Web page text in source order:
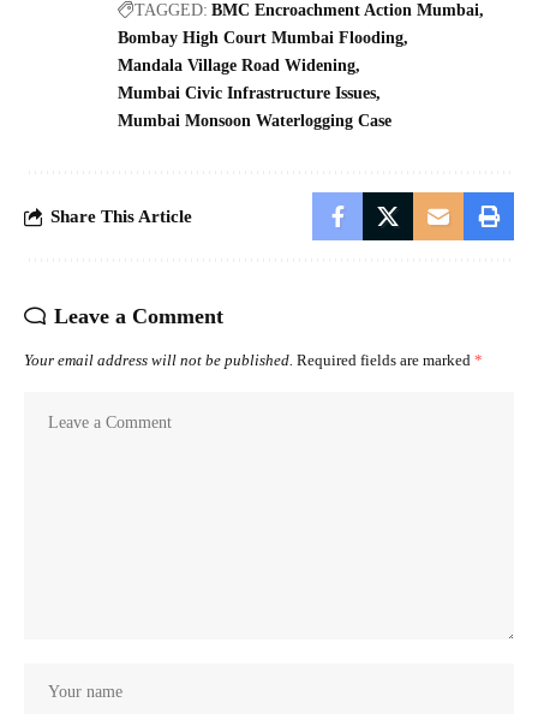
TAGGED: BMC Encroachment Action Mumbai
Bombay High Court Mumbai Flooding
Mandala Village Road Widening
Mumbai Civic Infrastructure Issues
Mumbai Monsoon Waterlogging Case
Share This Article
Leave a Comment
Your email address will not be published. Required fields are marked *